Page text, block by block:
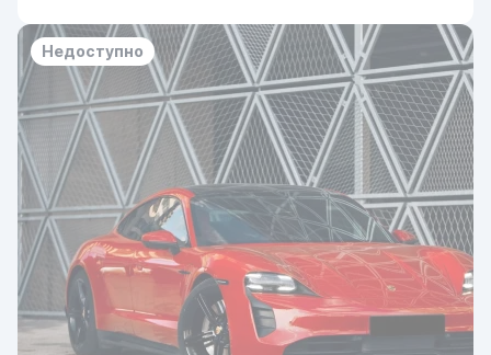
Недоступно